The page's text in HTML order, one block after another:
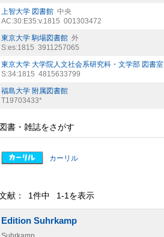
上智大学 図書館 中央
AC:30:E35:v.1815 001303472
東京大学 駒場図書館 外
S:es:1815 3911257065
東京大学 大学院人文社会系研究科・文学部 図書室
S:34:1815 4815633799
福島大学 附属図書館
T19703433*
書・雑誌をさがす
カーリル
献： 1件中 1-1を表示
Edition Suhrkamp